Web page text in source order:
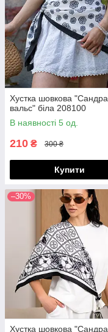
Хустка шовкова "Сандра
вальс" біла 208100
В наявності 5 од.
210 ₴ 300 ₴
Купити
–30%
Хустка шовкова "Сандра